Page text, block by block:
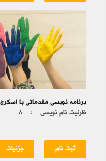
برنامه نویسی مقدماتی با اسکرچ
ظرفیت نام نویسی : ۸
ثبت نام جزئیات